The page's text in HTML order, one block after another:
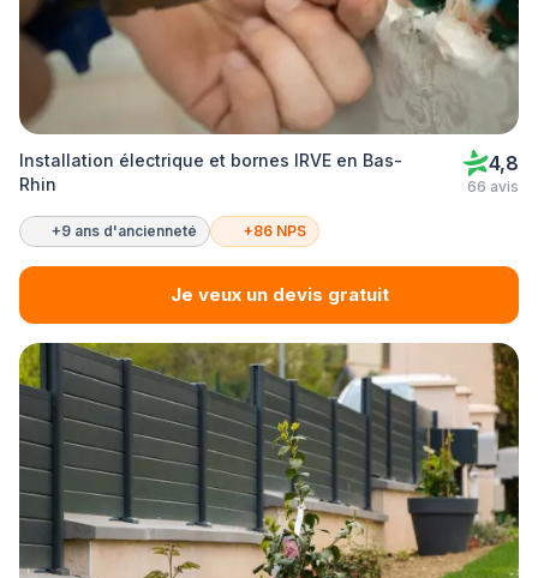
Installation électrique et bornes IRVE en Bas-
Rhin
4,8
66 avis
+9 ans d'ancienneté +86 NPS
Je veux un devis gratuit